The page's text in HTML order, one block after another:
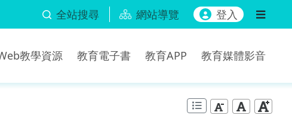
全站搜尋 網站導覽 登入
教學資源 教育電子書 教育APP 教育媒體影音